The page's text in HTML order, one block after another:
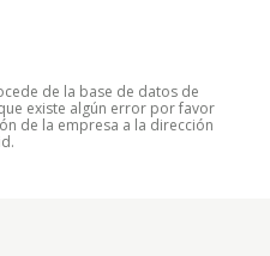
de la base de datos de
que existe algún error por favor
de la empresa a la dirección